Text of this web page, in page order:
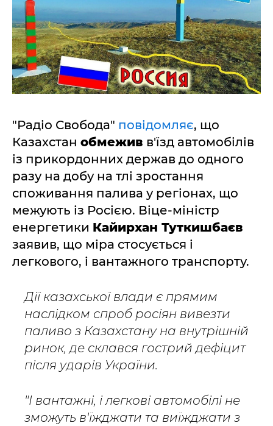
"Радіо Свобода" повідомляє, що
Казахстан обмежив в'їзд автомобілів
із прикордонних держав до одного
разу на добу на тлі зростання
споживання палива у регіонах, що
межують із Росією. Віце-міністр
енергетики Кайирхан Туткишбаєв
заявив, що міра стосується і
легкового, і вантажного транспорту.
Дії казахської влади є прямим
наслідком спроб росіян вивезти
паливо з Казахстану на внутрішній
ринок, де склався гострий дефіцит
після ударів України.
"І вантажні, і легкові автомобілі не
зможуть в'їжджати та виїжджати з